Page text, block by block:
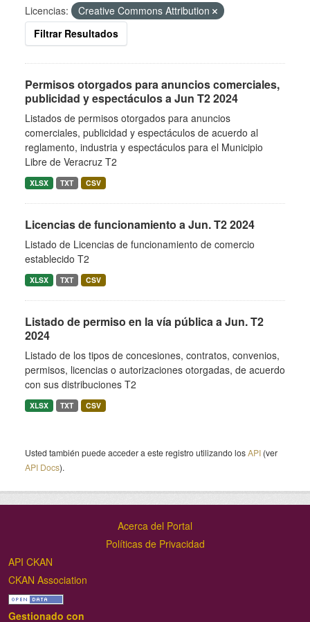
Licencias:
Creative Commons Attribution
Filtrar Resultados
Permisos otorgados para anuncios comerciales,
publicidad y espectáculos a Jun T2 2024
Listados de permisos otorgados para anuncios
comerciales, publicidad y espectáculos de acuerdo al
reglamento, industria y espectáculos para el Municipio
Libre de Veracruz T2
XLSX TXT CSV
Licencias de funcionamiento a Jun. T2 2024
Listado de Licencias de funcionamiento de comercio
establecido T2
XLSX TXT CSV
Listado de permiso en la vía pública a Jun. T2
2024
Listado de los tipos de concesiones, contratos, convenios,
permisos, licencias o autorizaciones otorgadas, de acuerdo
con sus distribuciones T2
XLSX TXT CSV
Usted también puede acceder a este registro utilizando losAPI (ver
API Docs).
Acerca del Portal
Políticas de Privacidad
API CKAN
CKAN Association
Gestionado con